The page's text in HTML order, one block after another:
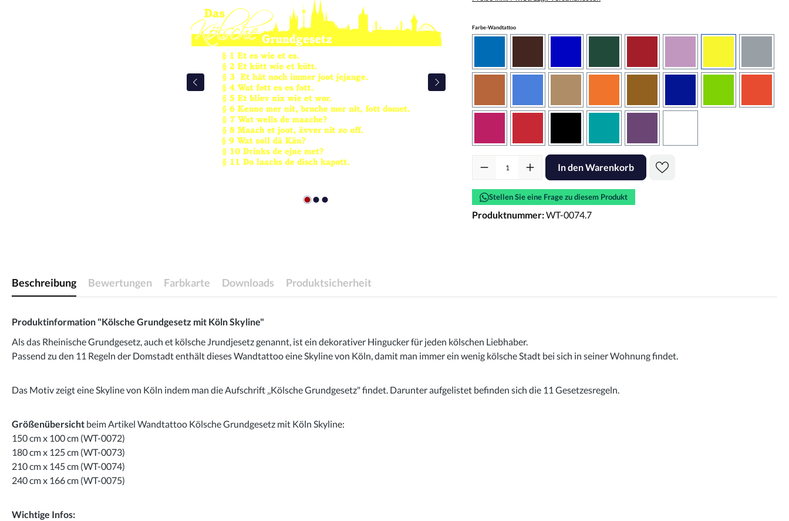
Farbe-Wandtattooauswählen
Produkt Anzahl: Gib den gewünschten Wert ein oder benutze die Schaltflächen
In den Warenkorb
Stellen Sie eine Frage zu diesem Produkt
Produktnummer:WT-0074.7
Beschreibung Bewertungen Farbkarte Downloads Produktsicherheit
Produktinformation "Kölsche Grundgesetz mit Köln Skyline"
Als das Rheinische Grundgesetz, auch et kölsche Jrundjesetz genannt, ist ein dekorativer Hingucker für jeden kölschen Liebhaber.
Passend zu den 11 Regeln der Domstadt enthält dieses Wandtattoo eine Skyline von Köln, damit man immer ein wenig kölsche Stadt bei sich in seiner Wohnung findet.
Das Motiv zeigt eine Skyline von Köln indem man die Aufschrift ‚‚Kölsche Grundgesetz" findet. Darunter aufgelistet befinden sich die 11 Gesetzesregeln.
Größenübersicht beim Artikel Wandtattoo Kölsche Grundgesetz mit Köln Skyline:
150 cm x 100 cm (WT-0072)
180 cm x 125 cm (WT-0073)
210 cm x 145 cm (WT-0074)
240 cm x 166 cm (WT-0075)
Wichtige Infos: